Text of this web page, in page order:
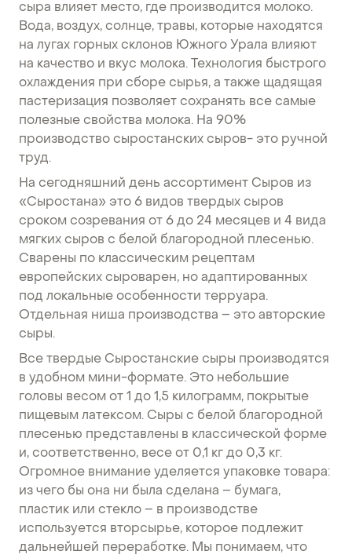
сыра влияет место, где производится молоко.
Вода, воздух, солнце, травы, которые находятся
на лугах горных склонов Южного Урала влияют
на качество и вкус молока. Технология быстрого
охлаждения при сборе сырья, а также щадящая
пастеризация позволяет сохранять все самые
полезные свойства молока. На 90%
производство сыростанских сыров- это ручной
труд.
На сегодняшний день ассортимент Сыров из
«Сыростана» это 6 видов твердых сыров
сроком созревания от 6 до 24 месяцев и 4 вида
мягких сыров с белой благородной плесенью.
Сварены по классическим рецептам
европейских сыроварен, но адаптированных
под локальные особенности терруара.
Отдельная ниша производства – это авторские
сыры.
Все твердые Сыростанские сыры производятся
в удобном мини-формате. Это небольшие
головы весом от 1 до 1,5 килограмм, покрытые
пищевым латексом. Сыры с белой благородной
плесенью представлены в классической форме
и, соответственно, весе от 0,1 кг до 0,3 кг.
Огромное внимание уделяется упаковке товара:
из чего бы она ни была сделана – бумага,
пластик или стекло – в производстве
используется вторсырье, которое подлежит
дальнейшей переработке. Мы понимаем, что